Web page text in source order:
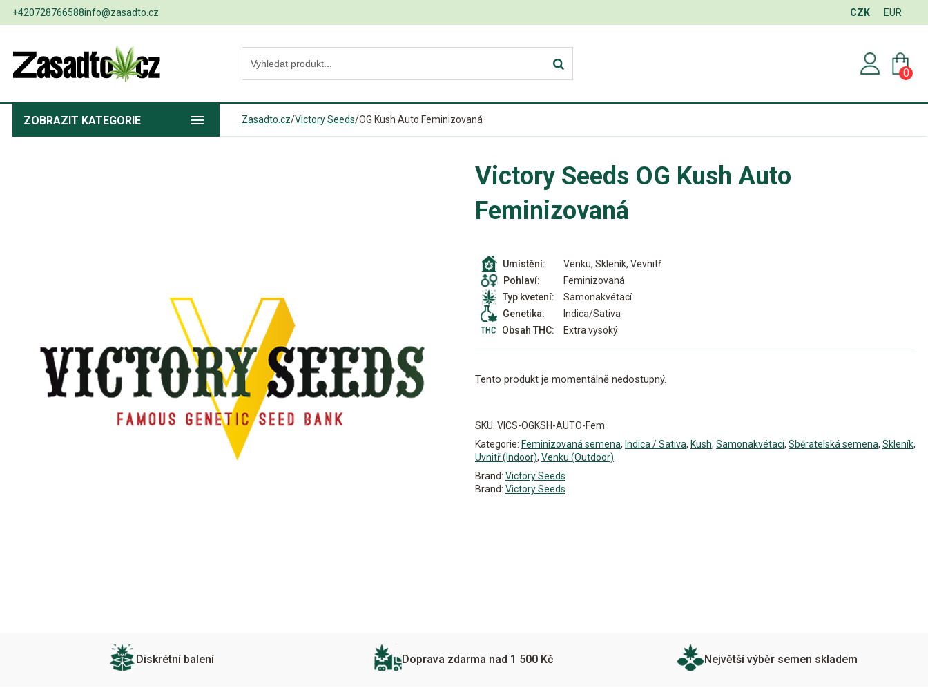
+420728766588info@zasadto.cz CZK EUR
0
ZOBRAZIT KATEGORIE Zasadto.cz/Victory Seeds/OG Kush Auto Feminizovaná
Victory Seeds OG Kush Auto
Feminizovaná
Umístění:
Venku, Skleník, Vevnitř
Pohlaví:
Feminizovaná
Typ kvetení:
Samonakvétací
Genetika:
Indica/Sativa
Obsah THC:
Extra vysoký
Tento produkt je momentálně nedostupný.
SKU: VICS-OGKSH-AUTO-Fem
Kategorie: Feminizovaná semena, Indica / Sativa, Kush, Samonakvétací, Sběratelská semena, Skleník,
Uvnitř (Indoor), Venku (Outdoor)
Brand: Victory Seeds
Brand: Victory Seeds
Diskrétní balení Doprava zdarma nad 1 500 Kč Největší výběr semen skladem